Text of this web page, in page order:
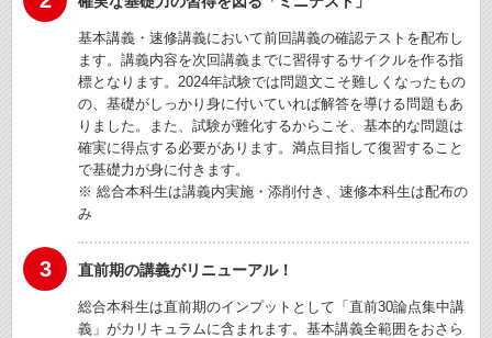
基本講義・速修講義において前回講義の確認テストを配布し
ます。講義内容を次回講義までに習得するサイクルを作る指
標となります。2024年試験では問題文こそ難しくなったもの
の、基礎がしっかり身に付いていれば解答を導ける問題もあ
りました。また、試験が難化するからこそ、基本的な問題は
確実に得点する必要があります。満点目指して復習すること
で基礎力が身に付きます。
※ 総合本科生は講義内実施・添削付き、速修本科生は配布の
み
3 直前期の講義がリニューアル！
総合本科生は直前期のインプットとして「直前30論点集中講
義」がカリキュラムに含まれます。基本講義全範囲をおさら